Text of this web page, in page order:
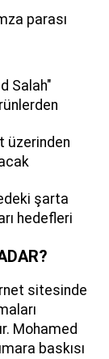
parası
Salah"
üzerinden
şarta
hedefleri
sitesinde
Mohamed
baskısı